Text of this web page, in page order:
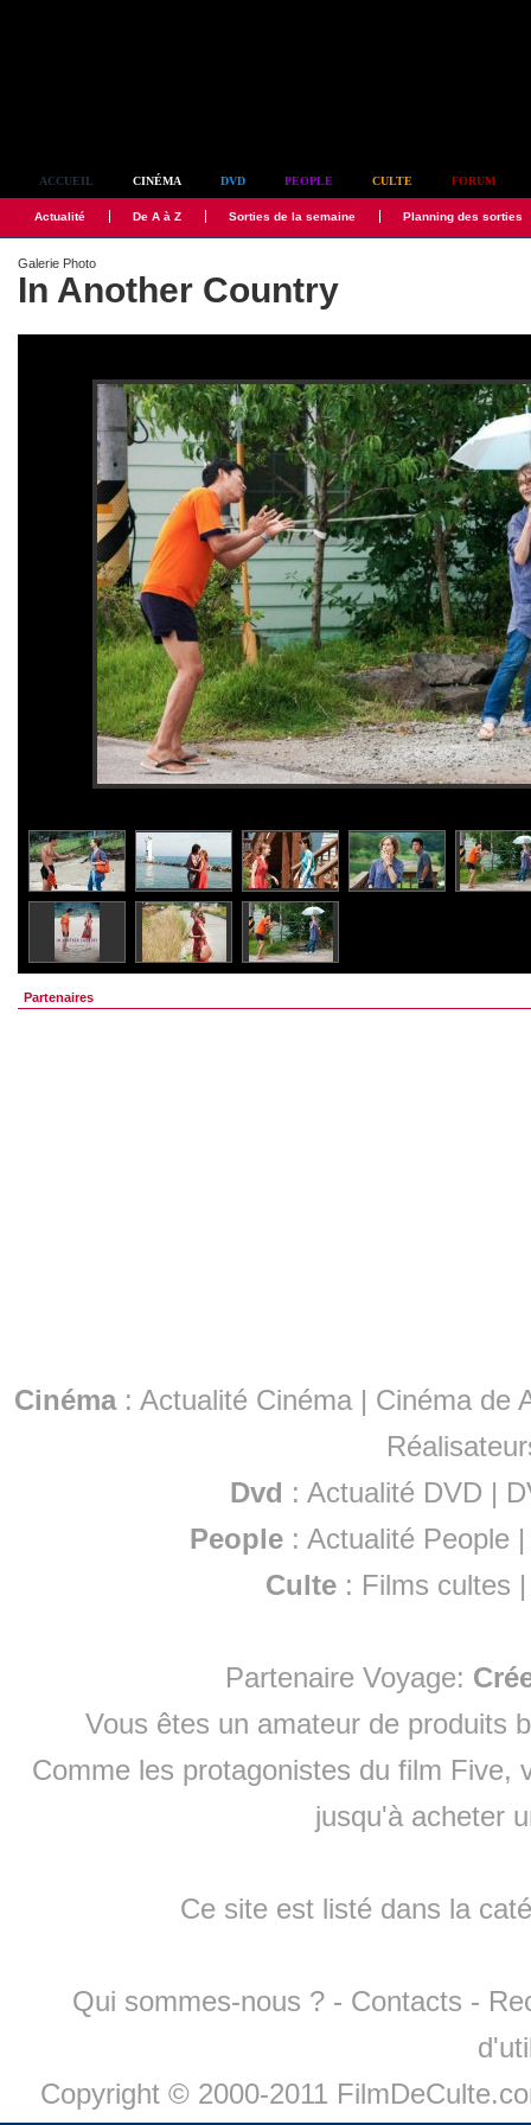
ACCUEIL CINÉMA DVD PEOPLE CULTE FORUM
Actualité De A à Z Sorties de la semaine Planning des sorties
Galerie Photo
In Another Country
Partenaires
Cinéma: Actualité Cinéma | Cinéma de
Dvd : Actualité DVD |
People :Actualité People
Culte : Films cultes
Partenaire Voyage:
Vous êtes un amateur de produits
Comme les protagonistes du film Five,
jusqu'à acheter
Ce site est listé dans la
Qui sommes-nous ? - Contacts -
Copyright © 2000-2011